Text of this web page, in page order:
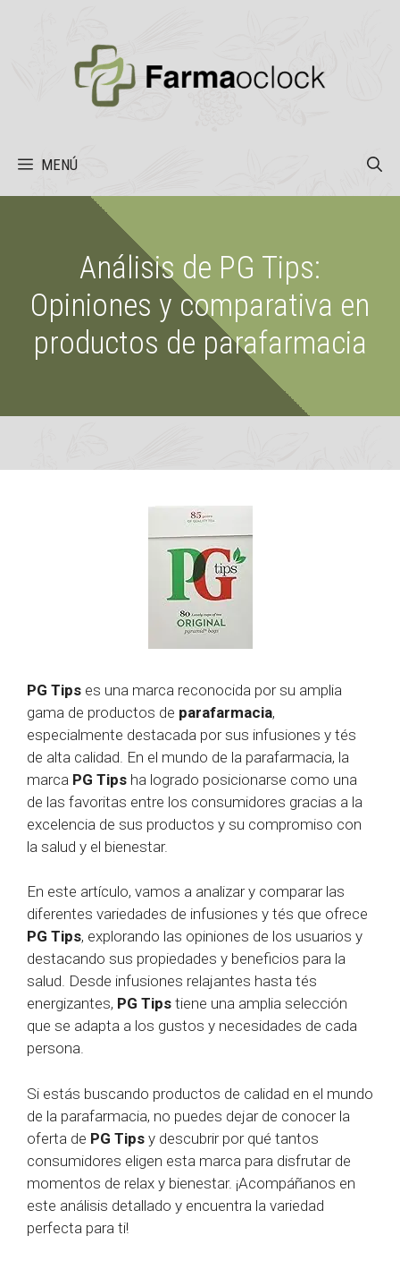
MENÚ
Análisis de PG Tips:
Opiniones y comparativa en
productos de parafarmacia
PG Tips es una marca reconocida por su amplia
gama de productos de parafarmacia,
especialmente destacada por sus infusiones y tés
de alta calidad. En el mundo de la parafarmacia, la
marca PG Tips ha logrado posicionarse como una
de las favoritas entre los consumidores gracias a la
excelencia de sus productos y su compromiso con
la salud y el bienestar.
En este artículo, vamos a analizar y comparar las
diferentes variedades de infusiones y tés que ofrece
PG Tips, explorando las opiniones de los usuarios y
destacando sus propiedades y beneficios para la
salud. Desde infusiones relajantes hasta tés
energizantes, PG Tips tiene una amplia selección
que se adapta a los gustos y necesidades de cada
persona.
Si estás buscando productos de calidad en el mundo
de la parafarmacia, no puedes dejar de conocer la
oferta de PG Tips y descubrir por qué tantos
consumidores eligen esta marca para disfrutar de
momentos de relax y bienestar. ¡Acompáñanos en
este análisis detallado y encuentra la variedad
perfecta para ti!